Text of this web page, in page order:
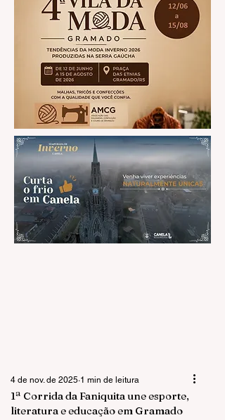
1ª Corrida da Faniquita une esporte,
literatura e educação em Gramado
4 de nov. de 2025 1 min de leitura